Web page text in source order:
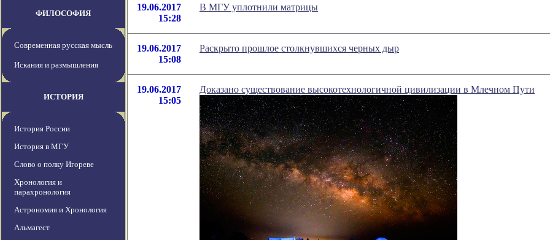
ФИЛОСОФИЯ
Современная русская мысль
Искания и размышления
ИСТОРИЯ
История России
История в МГУ
Слово о полку Игореве
Хронология и
парахронология
Астрономия и Хронология
Альмагест
19.06.2017
15:28
В МГУ уплотнили матрицы
19.06.2017
15:08
Раскрыто прошлое столкнувшихся черных дыр
19.06.2017
15:05
Доказано существование высокотехнологичной цивилизации в Млечном Пути